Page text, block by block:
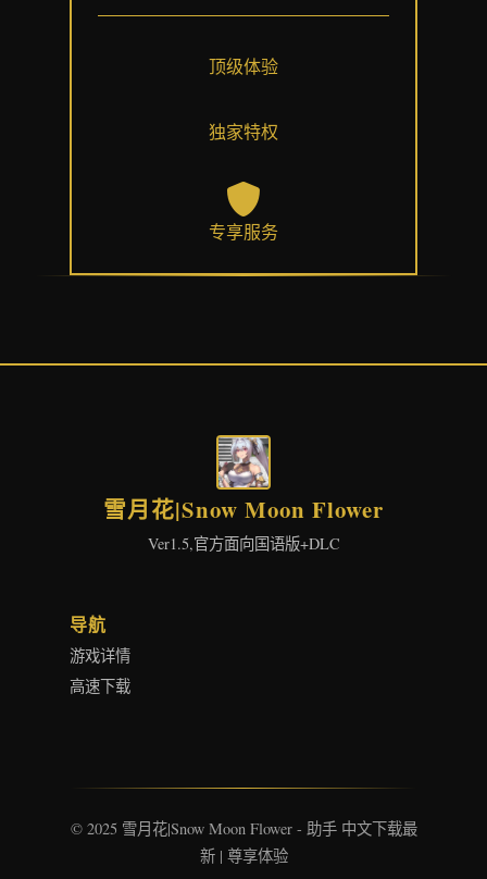
顶级体验
独家特权
专享服务
雪月花|Snow Moon Flower
Ver1.5,官方面向国语版+DLC
导航
游戏详情
高速下载
© 2025 雪月花|Snow Moon Flower - 助手 中文下载最
新 | 尊享体验